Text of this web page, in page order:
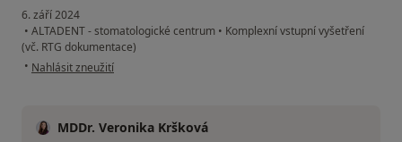
6. září 2024
• ALTADENT - stomatologické centrum • Komplexní vstupní vyšetření
(vč. RTG dokumentace)
• podle názoru uživatele Lucie
Nahlásit zneužití
MDDr. Veronika Kršková